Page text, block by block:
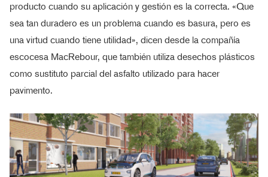
producto cuando su aplicación y gestión es la correcta. «Que
sea tan duradero es un problema cuando es basura, pero es
una virtud cuando tiene utilidad», dicen desde la compañía
escocesa MacRebour, que también utiliza desechos plásticos
como sustituto parcial del asfalto utilizado para hacer
pavimento.